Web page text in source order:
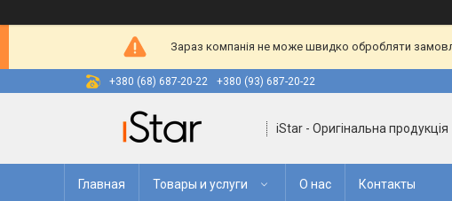
Зараз компанія не може швидко обробляти
+380 (68) 687-20-22 +380 (93) 687-20-22
iStar - Оригінальна продукція
Главная Товары и услуги О нас Контакты